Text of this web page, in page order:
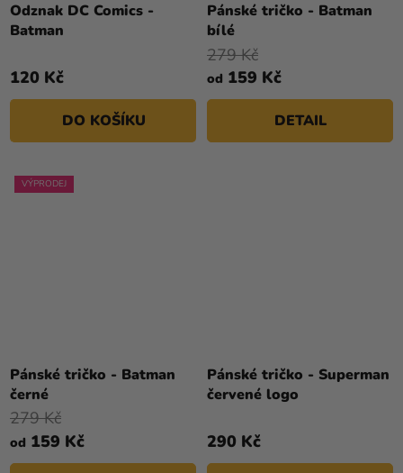
Odznak DC Comics -
Batman
120 Kč
DO KOŠÍKU
Pánské tričko - Batman
bílé
od 159 Kč
279 Kč
DETAIL
VÝPRODEJ
Pánské tričko - Batman
černé
od 159 Kč
279 Kč
Pánské tričko - Superman
červené logo
290 Kč